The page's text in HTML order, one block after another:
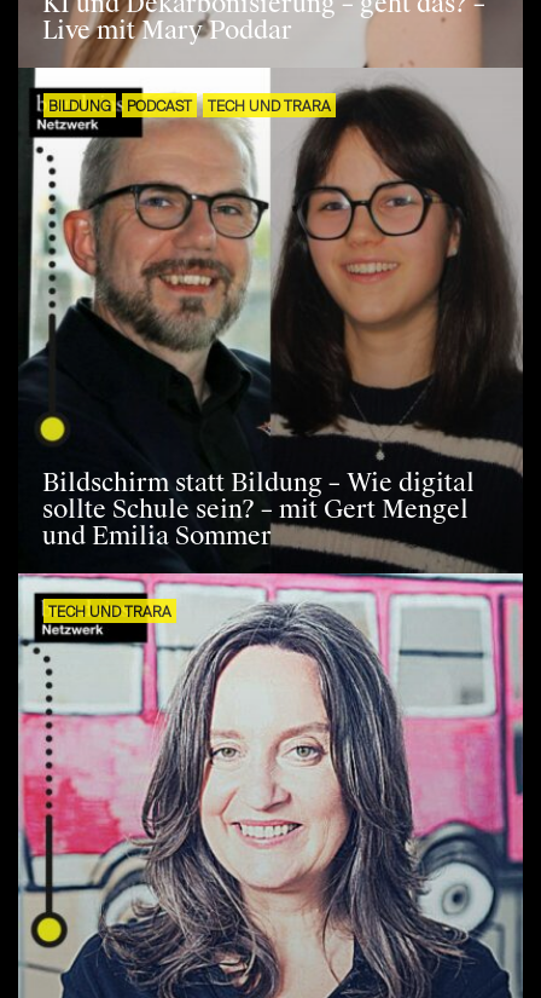
Live mit Mary Poddar
BILDUNG PODCAST TECH UND TRARA
Bildschirm statt Bildung – Wie digital
sollte Schule sein? – mit Gert Mengel
und Emilia Sommer
TECH UND TRARA